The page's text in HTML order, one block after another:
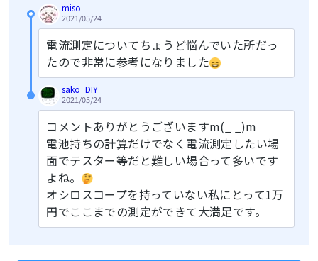
miso
2021/05/24
電流測定についてちょうど悩んでいた所だっ
たので非常に参考になりました
sako_DIY
2021/05/24
コメントありがとうございますm(_ _)m
電池持ちの計算だけでなく電流測定したい場
面でテスター等だと難しい場合って多いです
よね。
オシロスコープを持っていない私にとって1万
円でここまでの測定ができて大満足です。